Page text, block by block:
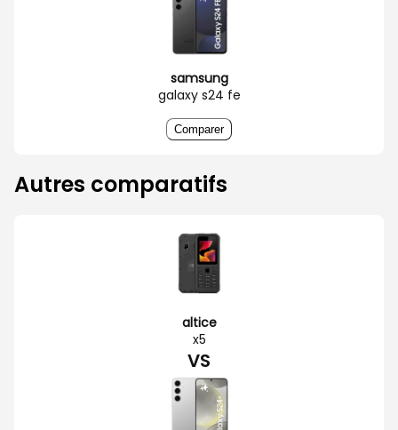
samsung
galaxy s24 fe
Comparer
Autres comparatifs
altice
x5
VS